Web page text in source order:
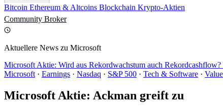
Bitcoin Ethereum & Altcoins Blockchain Krypto-Aktien
Community Broker
Aktuellere News zu Microsoft
Microsoft Aktie: Wird aus Rekordwachstum auch
Microsoft · Earnings · Nasdaq · S&P 500 · Tech & Software ·
Microsoft Aktie: Ackman greift zu